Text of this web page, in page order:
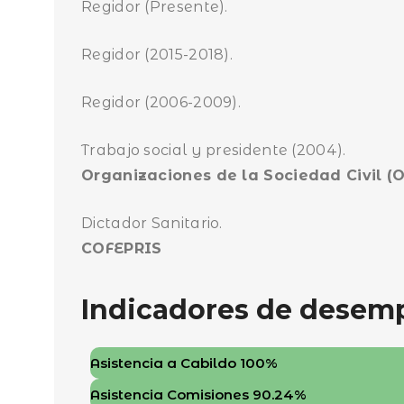
Regidor (Presente).
Regidor (2015-2018).
Regidor (2006-2009).
Trabajo social y presidente (2004).
Organizaciones de la Sociedad Civil
Dictador Sanitario.
COFEPRIS
Indicadores de
Asistencia a Cabildo 100%
Asistencia Comisiones 90.24%